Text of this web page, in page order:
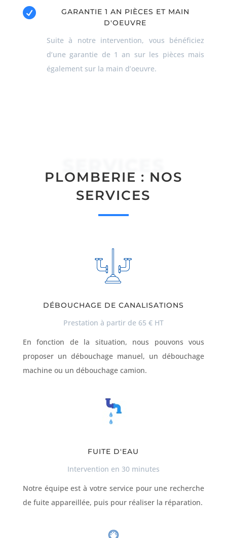

GARANTIE 1 AN PIÈCES ET MAIN
D'OEUVRE
Suite à notre intervention, vous bénéficiez
d’une garantie de 1 an sur les pièces mais
également sur la main d’oeuvre.
PLOMBERIE : NOS
SERVICES
DÉBOUCHAGE DE CANALISATIONS
Prestation à partir de 65 € HT
En fonction de la situation, nous pouvons vous
proposer un débouchage manuel, un débouchage
machine ou un débouchage camion.
FUITE D'EAU
Intervention en 30 minutes
Notre équipe est à votre service pour une recherche
de fuite appareillée, puis pour réaliser la réparation.